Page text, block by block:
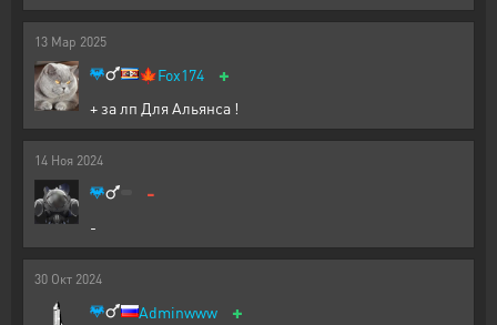
13 Мар 2025
🍁Fox174 +
+ за лп Для Альянса !
14 Ноя 2024
-
-
30 Окт 2024
Adminwww +